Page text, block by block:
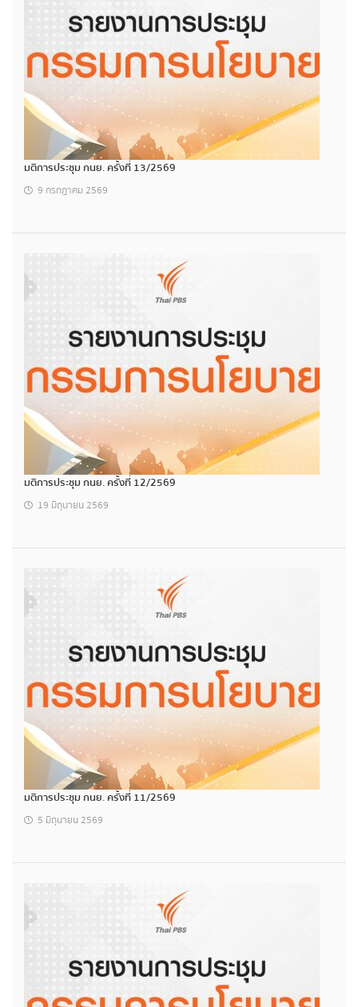
มติการประชุม กนย. ครั้งที่ 13/2569
9 กรกฎาคม 2569
มติการประชุม กนย. ครั้งที่ 12/2569
19 มิถุนายน 2569
มติการประชุม กนย. ครั้งที่ 11/2569
5 มิถุนายน 2569